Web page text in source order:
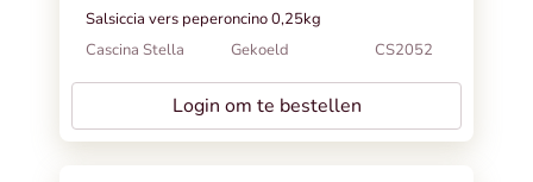
Salsiccia vers peperoncino 0,25kg
Cascina Stella
Gekoeld CS2052
Login om te bestellen